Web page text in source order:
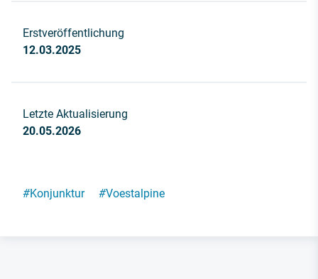
Erstveröffentlichung
12.03.2025
Letzte Aktualisierung
20.05.2026
#Konjunktur #Voestalpine